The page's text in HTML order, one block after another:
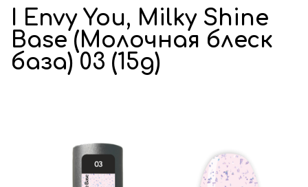
I Envy You, Milky Shine
Base (Молочная блеск
база) 03 (15g)